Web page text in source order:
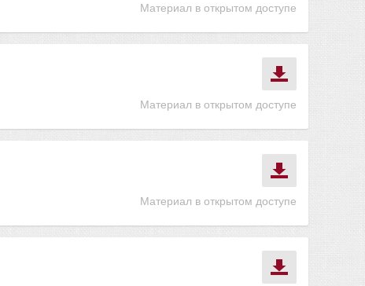
Материал в открытом доступе
Материал в открытом доступе
Материал в открытом доступе